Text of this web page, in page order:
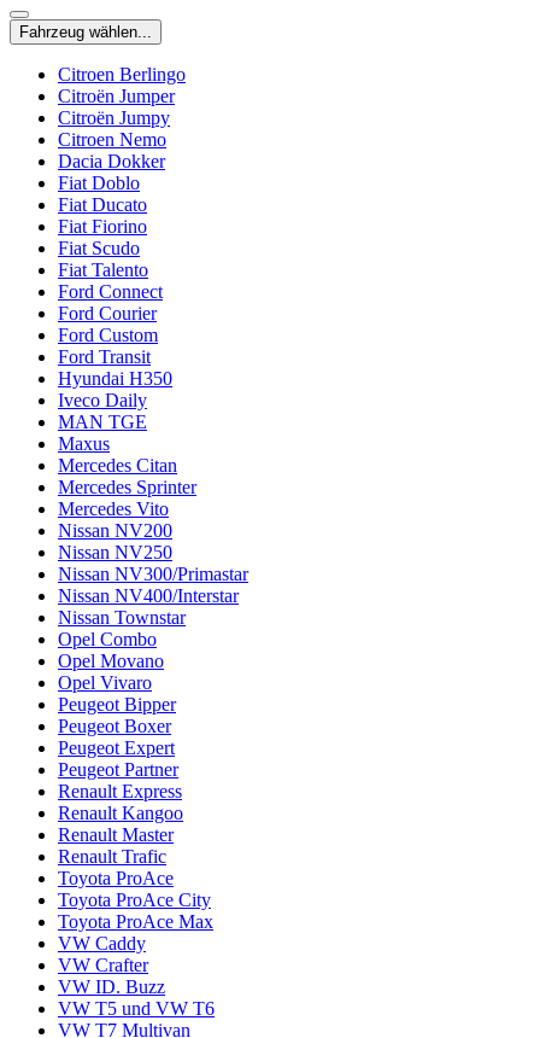
Fahrzeug wählen...
Citroen Berlingo
Citroën Jumper
Citroën Jumpy
Citroen Nemo
Dacia Dokker
Fiat Doblo
Fiat Ducato
Fiat Fiorino
Fiat Scudo
Fiat Talento
Ford Connect
Ford Courier
Ford Custom
Ford Transit
Hyundai H350
Iveco Daily
MAN TGE
Maxus
Mercedes Citan
Mercedes Sprinter
Mercedes Vito
Nissan NV200
Nissan NV250
Nissan NV300/Primastar
Nissan NV400/Interstar
Nissan Townstar
Opel Combo
Opel Movano
Opel Vivaro
Peugeot Bipper
Peugeot Boxer
Peugeot Expert
Peugeot Partner
Renault Express
Renault Kangoo
Renault Master
Renault Trafic
Toyota ProAce
Toyota ProAce City
Toyota ProAce Max
VW Caddy
VW Crafter
VW ID. Buzz
VW T5 und VW T6
VW T7 Multivan